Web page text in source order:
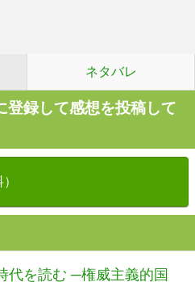
ネタバレ
登録して感想を投稿して
代を読む ─権威主義的国